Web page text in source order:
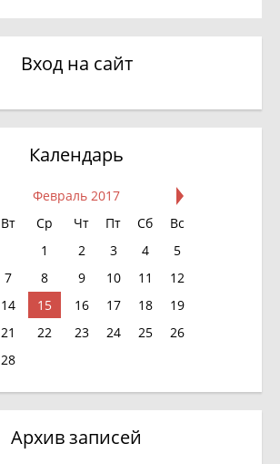
Вход на сайт
Календарь
Февраль 2017
Вт Ср Чт Пт Сб
Вс
1
2 3 4
5
7 8 9 10 11
12
14 15 16 17 18
19
21 22 23 24 25
26
28
Архив записей